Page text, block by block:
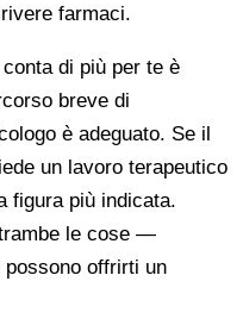
farmaci.
di più per te è
breve di
è adeguato. Se il
un lavoro terapeutico
figura più indicata.
le cose —
offrirti un